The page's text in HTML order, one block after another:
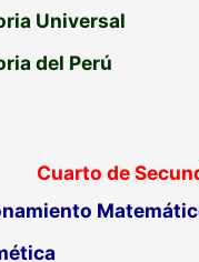
Universal
del Perú
Cuarto de